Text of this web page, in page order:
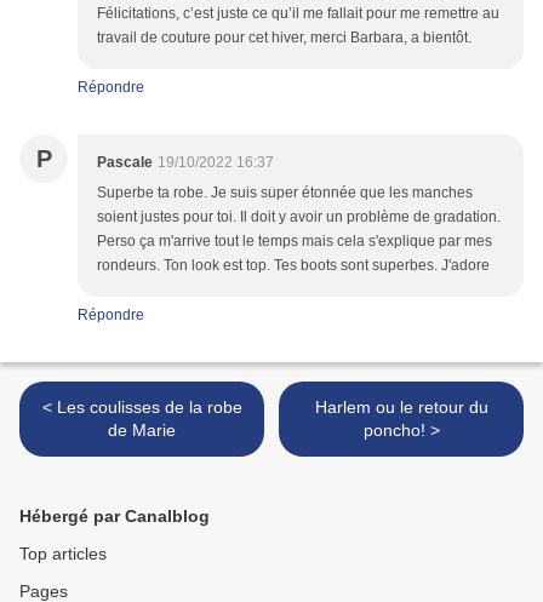
Félicitations, c’est juste ce qu’il me fallait pour me remettre au
travail de couture pour cet hiver, merci Barbara, a bientôt.
Répondre
P Pascale 19/10/2022 16:37
Superbe ta robe. Je suis super étonnée que les manches
soient justes pour toi. Il doit y avoir un problème de gradation.
Perso ça m'arrive tout le temps mais cela s'explique par mes
rondeurs. Ton look est top. Tes boots sont superbes. J'adore
Répondre
< Les coulisses de la robe
de Marie
Harlem ou le retour du
poncho! >
Hébergé par Canalblog
Top articles
Pages